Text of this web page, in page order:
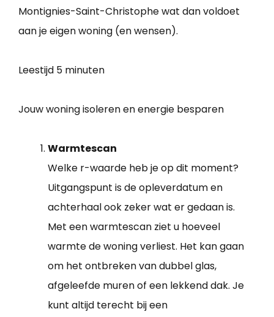
Montignies-Saint-Christophe wat dan voldoet
aan je eigen woning (en wensen).
Leestijd 5 minuten
Jouw woning isoleren en energie besparen
Warmtescan
Welke r-waarde heb je op dit moment?
Uitgangspunt is de opleverdatum en
achterhaal ook zeker wat er gedaan is.
Met een warmtescan ziet u hoeveel
warmte de woning verliest. Het kan gaan
om het ontbreken van dubbel glas,
afgeleefde muren of een lekkend dak. Je
kunt altijd terecht bij een